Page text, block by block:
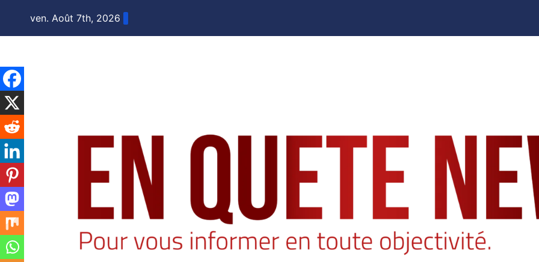
ven. Août 7th, 2026